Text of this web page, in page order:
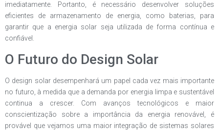
imediatamente. Portanto, é necessário desenvolver soluções
eficientes de armazenamento de energia, como baterias, para
garantir que a energia solar seja utilizada de forma contínua e
confiável.
O Futuro do Design Solar
O design solar desempenhará um papel cada vez mais importante
no futuro, à medida que a demanda por energia limpa e sustentável
continua a crescer. Com avanços tecnológicos e maior
conscientização sobre a importância da energia renovável, é
provável que vejamos uma maior integração de sistemas solares